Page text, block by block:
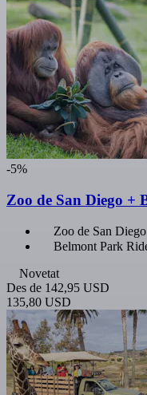
-5%
Zoo de San Diego +
Zoo de San
Belmont Park
Novetat
Des de 142,95 USD
135,80 USD